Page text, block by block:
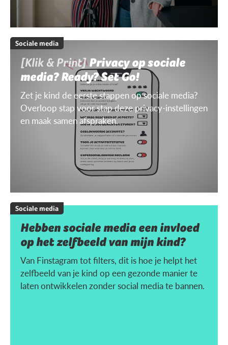
Sociale media
[Klik & Print]Privacy op sociale
media? Ready? Set Go!
Zet je kind de eerste stappen op sociale media?
Overloop stap voor stap deze privacy-instellingen
en maak samen afspraken.
Sociale media
Hebben sociale media een invloed
op het zelfbeeld van mijn kind?
Van Finstagram tot filters, dit is hoe je helpt het
zelfbeeld van je kind op een gezonde manier te
laten ontwikkelen zonder social media te bannen.